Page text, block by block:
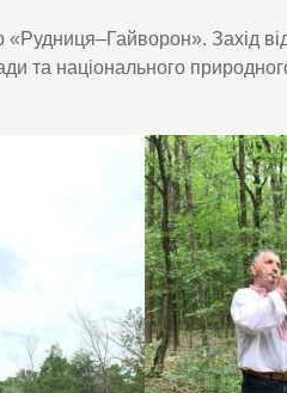
Захід
та національного